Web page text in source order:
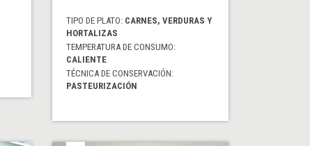
TIPO DE PLATO: CARNES, VERDURAS Y
HORTALIZAS
TEMPERATURA DE CONSUMO:
CALIENTE
TÉCNICA DE CONSERVACIÓN:
PASTEURIZACIÓN